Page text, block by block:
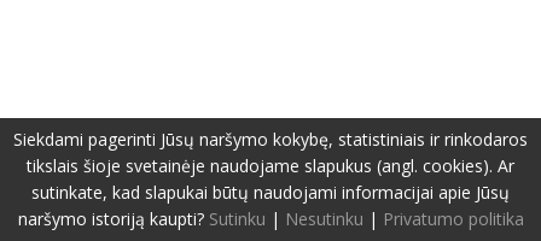
Siekdami pagerinti Jūsų naršymo kokybę, statistiniais ir rinkodaros
tikslais šioje svetainėje naudojame slapukus (angl. cookies). Ar
sutinkate, kad slapukai būtų naudojami informacijai apie Jūsų
naršymo istoriją kaupti? Sutinku | Nesutinku | Privatumo politika